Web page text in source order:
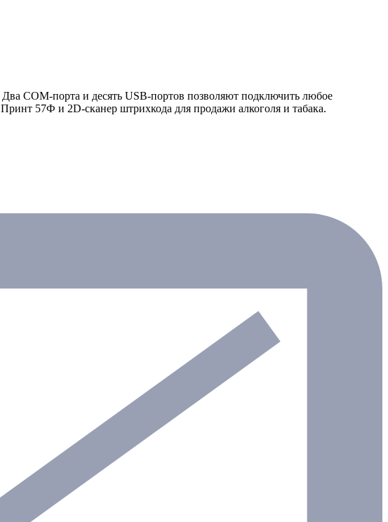
COM-порта и десять USB-портов позволяют подключить любое
57Ф и 2D-сканер штрихкода для продажи алкоголя и табака.